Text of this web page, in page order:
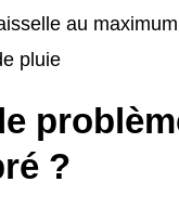
au
pluie
?